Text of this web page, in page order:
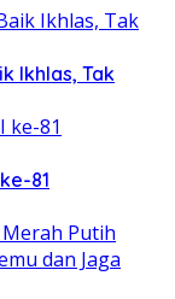
Ikhlas, Tak
81